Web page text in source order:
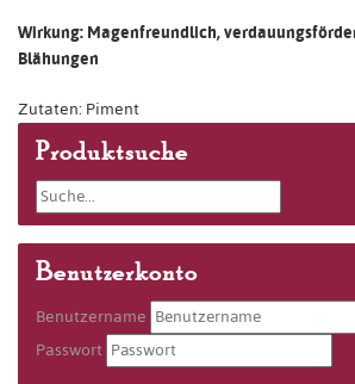
Wirkung: Magenfreundlich,
Blähungen
Zutaten: Piment
Produktsuche
Benutzerkonto
Benutzername
Passwort